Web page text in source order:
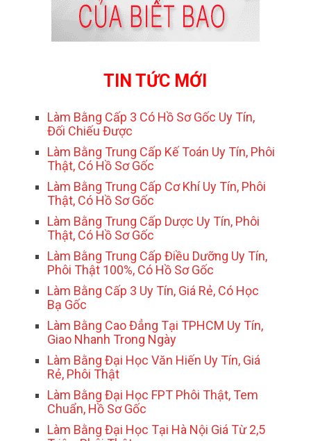
TIN TỨC MỚI
Làm Bằng Cấp 3 Có Hồ Sơ Gốc Uy Tín,
Đối Chiếu Được
Làm Bằng Trung Cấp Kế Toán Uy Tín, Phôi
Thật, Có Hồ Sơ Gốc
Làm Bằng Trung Cấp Cơ Khí Uy Tín, Phôi
Thật, Có Hồ Sơ Gốc
Làm Bằng Trung Cấp Dược Uy Tín, Phôi
Thật, Có Hồ Sơ Gốc
Làm Bằng Trung Cấp Điều Dưỡng Uy Tín,
Phôi Thật 100%, Có Hồ Sơ Gốc
Làm Bằng Cấp 3 Uy Tín, Giá Rẻ, Có Học
Bạ Gốc
Làm Bằng Cao Đẳng Tại TPHCM Uy Tín,
Giao Nhanh Trong Ngày
Làm Bằng Đại Học Văn Hiến Uy Tín, Giá
Rẻ, Phôi Thật
Làm Bằng Đại Học FPT Phôi Thật, Tem
Chuẩn, Hồ Sơ Gốc
Làm Bằng Đại Học Tại Hà Nội Giá Từ 2,5